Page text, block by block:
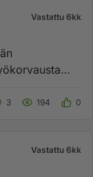
Vastattu 6kk
3 194 0
Vastattu 6kk